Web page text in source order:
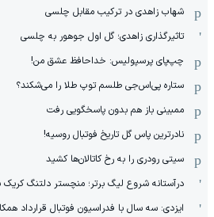
شهاب زاهدی در ترکیب مقابل چلسی
تاثیرگذاری زاهدی؛ گل اول جوهور به چلسی
چپ‌پای پرسپولیس: خداحافظ عشق من!
ستاره پی‌اس‌جی طلسم توپ طلا را می‌شکند؟
ممبینی باز هم بدون پاسخگویی رفت
نادر‌ترین پاس گل تاریخ فوتبال روسیه!
سیتی رودری را به رخ کاتالان‌ها کشید
درآستانه شروع لیگ برتر؛ منچستر دلتنگ کریک
ایزدی: سه سال با فدراسیون فوتبال قرارداد